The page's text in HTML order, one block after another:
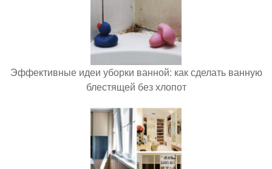
Эффективные идеи уборки ванной: как сделать ванную
блестящей без хлопот